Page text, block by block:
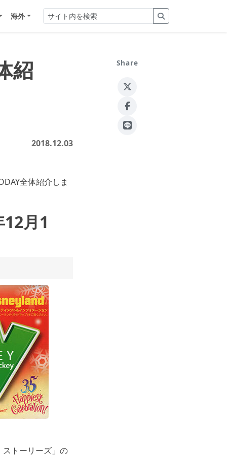
海外
紹
2018.12.03
全体紹介しま
月1
トーリーズ」の
Share